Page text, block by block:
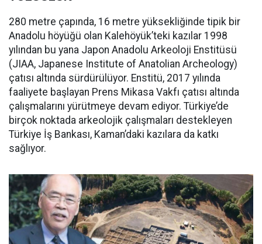
280 metre çapında, 16 metre yüksekliğinde tipik bir
Anadolu höyüğü olan Kalehöyük’teki kazılar 1998
yılından bu yana Japon Anadolu Arkeoloji Enstitüsü
(JIAA, Japanese Institute of Anatolian Archeology)
çatısı altında sürdürülüyor. Enstitü, 2017 yılında
faaliyete başlayan Prens Mikasa Vakfı çatısı altında
çalışmalarını yürütmeye devam ediyor. Türkiye’de
birçok noktada arkeolojik çalışmaları destekleyen
Türkiye İş Bankası, Kaman’daki kazılara da katkı
sağlıyor.